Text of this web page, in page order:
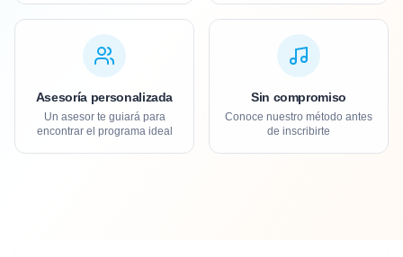
Asesoría personalizada
Un asesor te guiará para
encontrar el programa ideal
Sin compromiso
Conoce nuestro método antes
de inscribirte